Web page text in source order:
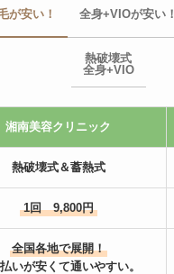
が安い！ 全身+VIOが安い！
熱破壊式
全身+VIO
湘南美容クリニック
熱破壊式＆蓄熱式
1回 9,800円
全国各地で展開！
いが安くて通いやすい。